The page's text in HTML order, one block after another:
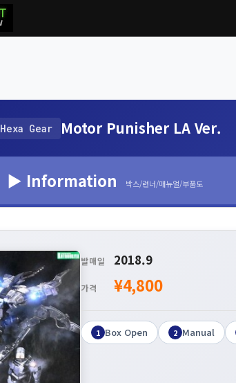
Hexa Gear Motor Punisher LA Ver.
▶ Information 박스/런너/매뉴얼/부품도
발매일 2018.9
가격 ¥4,800
1 Box Open 2 Manual